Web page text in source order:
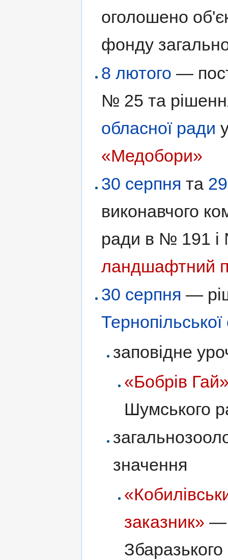
оголошено
фонду
8 лютого —
№ 25 та
обласної ради
«Медобори»
30 серпня та
виконавчого
ради в № 191
ландшафтний
30 серпня —
заповідне
«Бобрів
Шумського
значення
заказник» —